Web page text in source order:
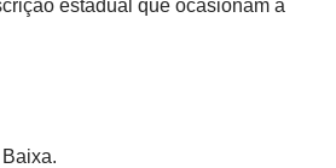
estadual que ocasionam a